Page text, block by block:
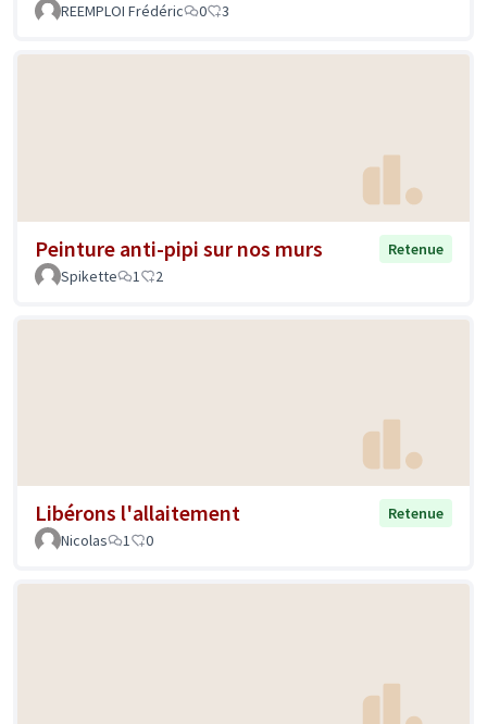
REEMPLOI Frédéric 0 3
Peinture anti-pipi sur nos murs
Retenue
Spikette
1 2
Libérons l'allaitement
Retenue
Nicolas
1 0